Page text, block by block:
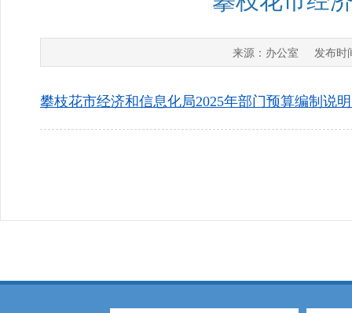
来源： 办公室 发布时
攀枝花市经济和信息化局2025年部门预算编制说